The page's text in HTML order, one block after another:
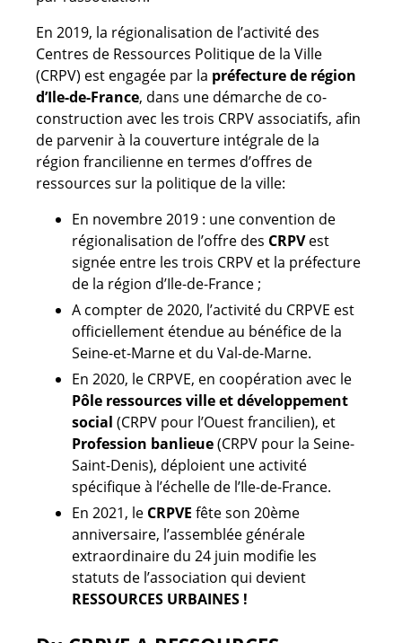
En 2019, la régionalisation de l’activité des
Centres de Ressources Politique de la Ville
(CRPV) est engagée par la préfecture de région
d’Ile-de-France, dans une démarche de co-
construction avec les trois CRPV associatifs, afin
de parvenir à la couverture intégrale de la
région francilienne en termes d’offres de
ressources sur la politique de la ville:
En novembre 2019 : une convention de
régionalisation de l’offre des CRPVest
signée entre les trois CRPV et la préfecture
de la région d’Ile-de-France ;
A compter de 2020, l’activité du CRPVE est
officiellement étendue au bénéfice de la
Seine-et-Marne et du Val-de-Marne.
En 2020, le CRPVE, en coopération avec le
Pôle ressources ville et développement
social (CRPV pour l’Ouest francilien), et
Profession banlieue(CRPV pour la Seine-
Saint-Denis), déploient une activité
spécifique à l’échelle de l’Ile-de-France.
En 2021, le CRPVE fête son 20ème
anniversaire, l’assemblée générale
extraordinaire du 24 juin modifie les
statuts de l’association qui devient
RESSOURCES URBAINES !